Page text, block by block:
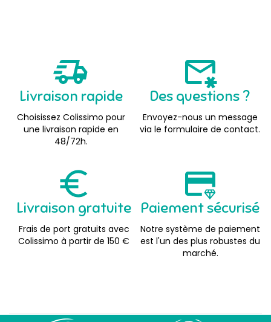
Livraison rapide
Choisissez Colissimo pour
une livraison rapide en
48/72h.
Des questions ?
Envoyez-nous un message
via le formulaire de contact.
Livraison gratuite
Frais de port gratuits avec
Colissimo à partir de 150 €
Paiement sécurisé
Notre système de paiement
est l'un des plus robustes du
marché.